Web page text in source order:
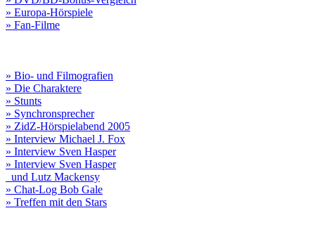
» Europa-Hörspiele
» Fan-Filme
» Bio- und Filmografien
» Die Charaktere
» Stunts
» Synchronsprecher
» ZidZ-Hörspielabend 2005
» Interview Michael J. Fox
» Interview Sven Hasper
» Interview Sven Hasper
und Lutz Mackensy
» Chat-Log Bob Gale
» Treffen mit den Stars